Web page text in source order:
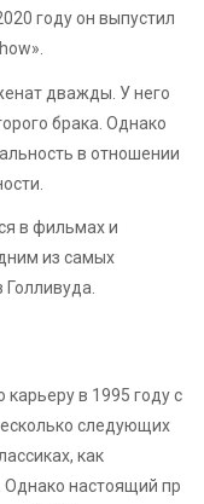
году он выпустил
дважды. У него
брака. Однако
в отношении
в фильмах и
из самых
в 1995 году с
следующих
как
Однако настоящий пр